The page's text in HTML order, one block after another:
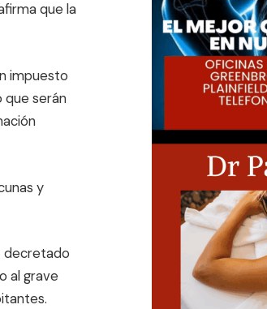
que la
impuesto
que serán
y
decretado
al grave